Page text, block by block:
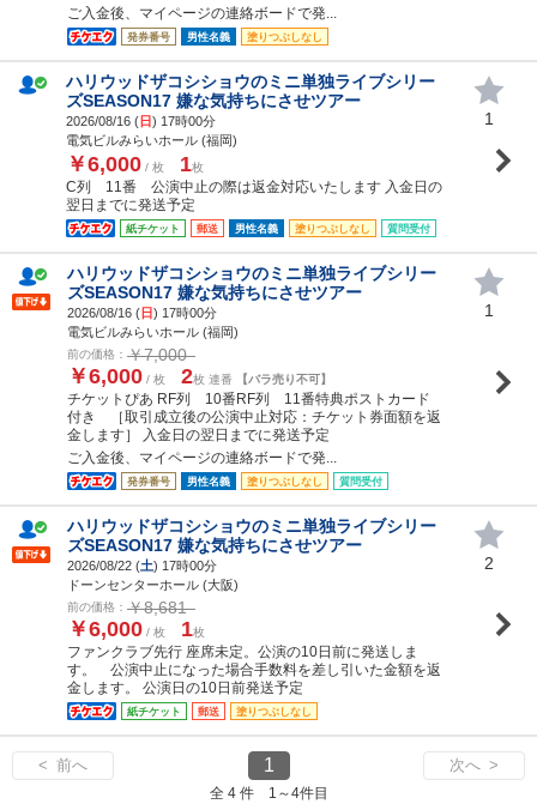
ご入金後、マイページの連絡ボードで発...
発券番号 男性名義 塗りつぶしなし
ハリウッドザコシショウのミニ単独ライブシリー
ズSEASON17 嫌な気持ちにさせツアー
2026/08/16 (日) 17時00分
電気ビルみらいホール (福岡)
￥6,000 / 枚 1枚
C列 11番 公演中止の際は返金対応いたします 入金日の
翌日までに発送予定
紙チケット 郵送 男性名義 塗りつぶしなし 質問受付
1
ハリウッドザコシショウのミニ単独ライブシリー
ズSEASON17 嫌な気持ちにさせツアー
2026/08/16 (日) 17時00分
電気ビルみらいホール (福岡)
前の価格： ￥7,000
￥6,000 / 枚 2枚 連番 【バラ売り不可】
チケットぴあ RF列 10番RF列 11番特典ポストカード
付き ［取引成立後の公演中止対応：チケット券面額を返
金します］ 入金日の翌日までに発送予定
ご入金後、マイページの連絡ボードで発...
発券番号 男性名義 塗りつぶしなし 質問受付
1
ハリウッドザコシショウのミニ単独ライブシリー
ズSEASON17 嫌な気持ちにさせツアー
2026/08/22 (土) 17時00分
ドーンセンターホール (大阪)
前の価格： ￥8,681
￥6,000 / 枚 1枚
ファンクラブ先行 座席未定。公演の10日前に発送しま
す。 公演中止になった場合手数料を差し引いた金額を返
金します。 公演日の10日前発送予定
紙チケット 郵送 塗りつぶしなし
2
< 前へ 1 次へ >
全 4 件 1～4件目